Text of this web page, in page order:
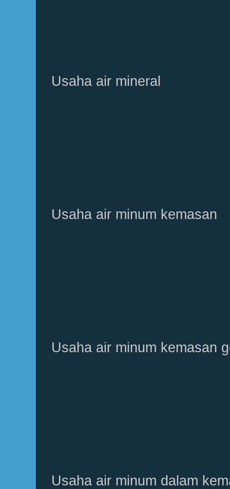
Usaha air mineral
Usaha air minum kemasan
Usaha air minum kemasan
Usaha air minum dalam